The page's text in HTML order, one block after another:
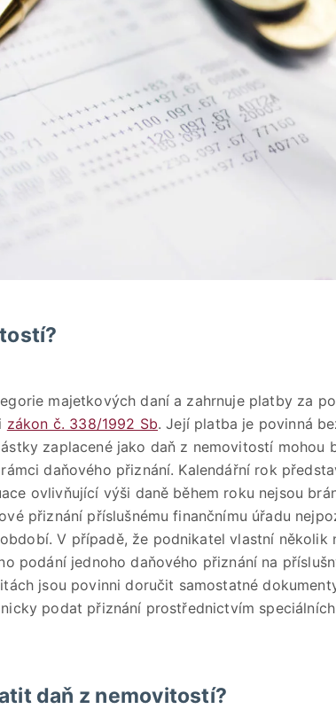
majetkových daní a zahrnuje platby za
zákon č. 338/1992 Sb. Její platba je povinná
zaplacené jako daň z nemovitostí mohou
daňového přiznání. Kalendářní rok
ovlivňující výši daně během roku nejsou
přiznání příslušnému finančnímu úřadu
V případě, že podnikatel vlastní několik
podání jednoho daňového přiznání na
jsou povinni doručit samostatné
podat přiznání prostřednictvím
daň z nemovitostí?